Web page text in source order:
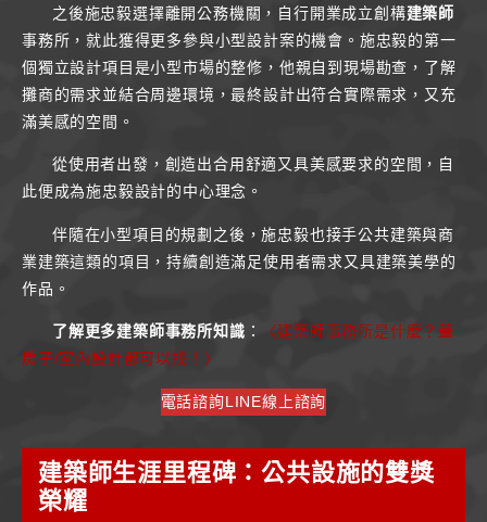
之後施忠毅選擇離開公務機關，自行開業成立創構建築師
事務所，就此獲得更多參與小型設計案的機會。施忠毅的第一
個獨立設計項目是小型市場的整修，他親自到現場勘查，了解
攤商的需求並結合周邊環境，最終設計出符合實際需求，又充
滿美感的空間。
從使用者出發，創造出合用舒適又具美感要求的空間，自
此便成為施忠毅設計的中心理念。
伴隨在小型項目的規劃之後，施忠毅也接手公共建築與商
業建築這類的項目，持續創造滿足使用者需求又具建築美學的
作品。
了解更多建築師事務所知識 ：
〈建築師事務所是什麼？蓋
房子/室內設計都可以找！〉
電話諮詢LINE線上諮詢
建築師生涯里程碑：公共設施的雙獎
榮耀